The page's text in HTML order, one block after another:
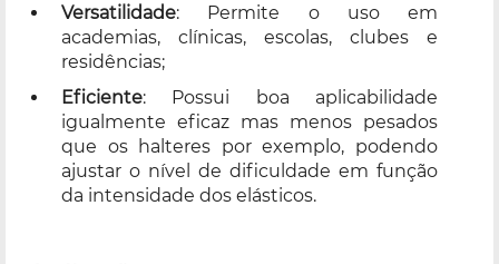
Versatilidade: Permite o uso em
academias, clínicas, escolas, clubes e
residências;
Eficiente: Possui boa aplicabilidade
igualmente eficaz mas menos pesados
que os halteres por exemplo, podendo
ajustar o nível de dificuldade em função
da intensidade dos elásticos.